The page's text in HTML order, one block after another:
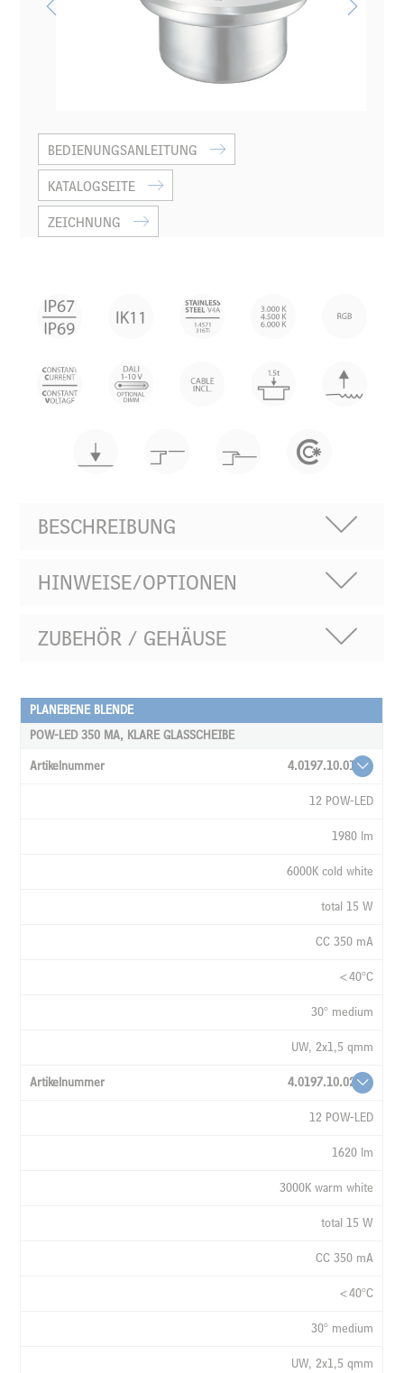
BEDIENUNGSANLEITUNG
KATALOGSEITE
ZEICHNUNG
BESCHREIBUNG
HINWEISE/OPTIONEN
ZUBEHÖR / GEHÄUSE
ARTIKELNUMMER
PLANEBENE BLENDE
POW-LED 350 MA, KLARE GLASSCHEIBE
4.0197.10.01
12 POW-LED
1980 lm
6000K cold white
total 15 W
CC 350 mA
<40°C
30° medium
UW, 2x1,5 qmm
4.0197.10.02
12 POW-LED
1620 lm
3000K warm white
total 15 W
CC 350 mA
<40°C
30° medium
UW, 2x1,5 qmm